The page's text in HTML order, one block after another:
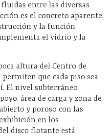
entre las diversas
es el concreto aparente,
y la función
el vidrio y la
altura del Centro de
que cada piso sea
El nivel subterráneo
área de carga y zona de
y poroso con las
en los
disco flotante está